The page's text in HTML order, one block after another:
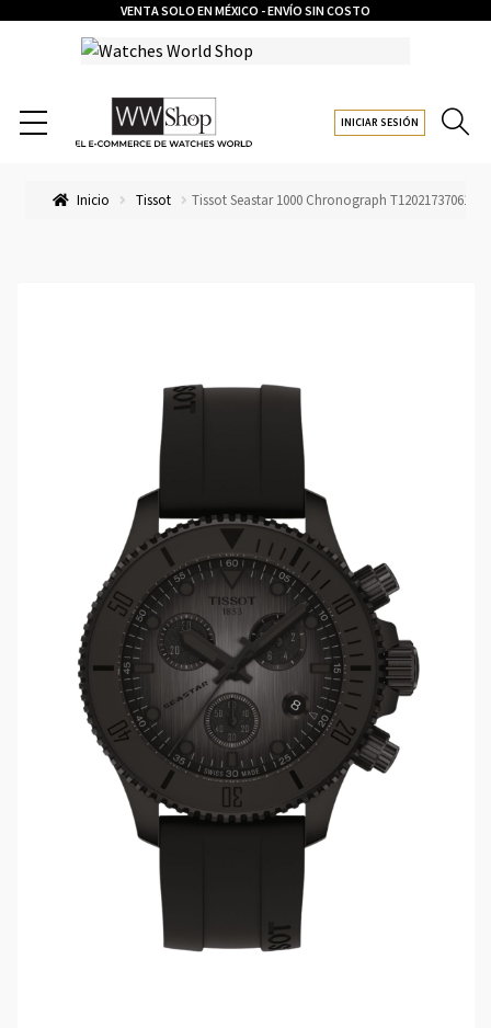
VENTA SOLO EN MÉXICO - ENVÍO SIN COSTO
INICIAR SESIÓN
Inicio Tissot Tissot Seastar 1000 Chronograph T1202173706100